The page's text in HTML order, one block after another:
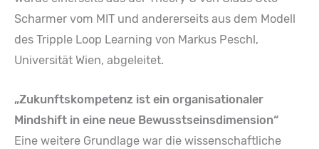
Scharmer vom MIT und andererseits aus dem Modell
des Tripple Loop Learning von Markus Peschl,
Universität Wien, abgeleitet.
„Zukunftskompetenz ist ein organisationaler
Mindshift in eine neue Bewusstseinsdimension“
Eine weitere Grundlage war die wissenschaftliche